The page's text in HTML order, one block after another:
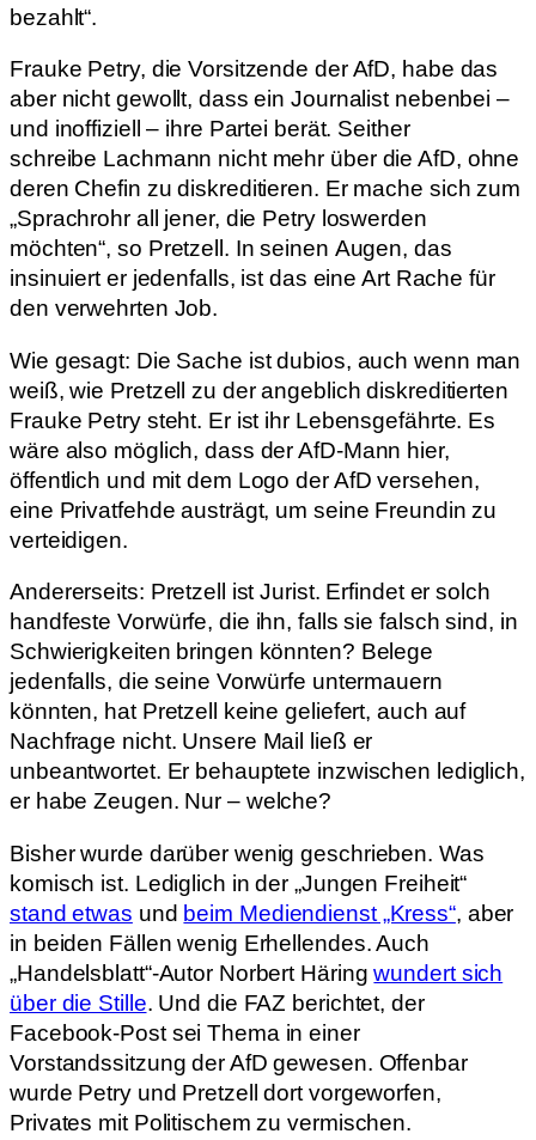
bezahlt“.
Frauke Petry, die Vorsitzende der AfD, habe das
aber nicht gewollt, dass ein Journalist nebenbei –
und inoffiziell – ihre Partei berät. Seither
schreibe Lachmann nicht mehr über die AfD, ohne
deren Chefin zu diskreditieren. Er mache sich zum
„Sprachrohr all jener, die Petry loswerden
möchten“, so Pretzell. In seinen Augen, das
insinuiert er jedenfalls, ist das eine Art Rache für
den verwehrten Job.
Wie gesagt: Die Sache ist dubios, auch wenn man
weiß, wie Pretzell zu der angeblich diskreditierten
Frauke Petry steht. Er ist ihr Lebensgefährte. Es
wäre also möglich, dass der AfD-Mann hier,
öffentlich und mit dem Logo der AfD versehen,
eine Privatfehde austrägt, um seine Freundin zu
verteidigen.
Andererseits: Pretzell ist Jurist. Erfindet er solch
handfeste Vorwürfe, die ihn, falls sie falsch sind, in
Schwierigkeiten bringen könnten? Belege
jedenfalls, die seine Vorwürfe untermauern
könnten, hat Pretzell keine geliefert, auch auf
Nachfrage nicht. Unsere Mail ließ er
unbeantwortet. Er behauptete inzwischen lediglich,
er habe Zeugen. Nur – welche?
Bisher wurde darüber wenig geschrieben. Was
komisch ist. Lediglich in der „Jungen Freiheit“
stand etwas und beim Mediendienst „Kress“, aber
in beiden Fällen wenig Erhellendes. Auch
„Handelsblatt“-Autor Norbert Häringwundert sich
über die Stille. Und die FAZ berichtet, der
Facebook-Post sei Thema in einer
Vorstandssitzung der AfD gewesen. Offenbar
wurde Petry und Pretzell dort vorgeworfen,
Privates mit Politischem zu vermischen.